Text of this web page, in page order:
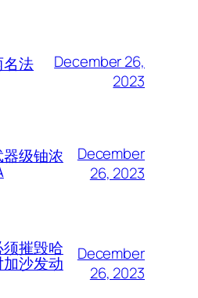
名法
December 26,
2023
级铀浓
December
26, 2023
摧毁哈
沙发动
December
26, 2023